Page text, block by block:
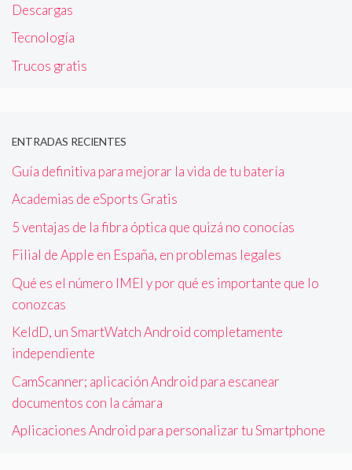
Descargas
Tecnología
Trucos gratis
ENTRADAS RECIENTES
Guía definitiva para mejorar la vida de tu batería
Academias de eSports Gratis
5 ventajas de la fibra óptica que quizá no conocías
Filial de Apple en España, en problemas legales
Qué es el número IMEI y por qué es importante que lo
conozcas
KeldD, un SmartWatch Android completamente
independiente
CamScanner; aplicación Android para escanear
documentos con la cámara
Aplicaciones Android para personalizar tu Smartphone